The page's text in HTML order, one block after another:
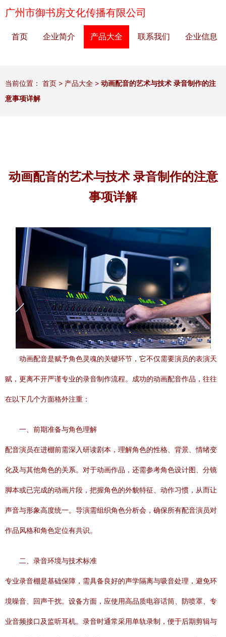
广州市御书房文化传播有限公司
首页 企业简介 产品大全 联系我们 企业信息
当前位置： 首页 > 产品大全 > 动画配音的艺术与技术 录音制作的注
意事项详解
动画配音的艺术与技术 录音制作的注意
事项详解
动画配音是赋予角色灵魂的关键环节，它不仅需要演员的表演天
赋，更离不开严谨专业的录音制作流程。成功的动画配音作品，往往
在以下几个方面格外注重：
一、前期准备与角色理解
配音演员在进棚前需深入研读剧本，理解角色的性格、背景、情绪变
化及与其他角色的关系。对于动画作品，还需参考角色设计图、分镜
脚本或已完成的动画片段，把握角色的外貌特征、动作习惯，从而让
声音与形象高度统一。导演需组织角色分析会，确保所有配音演员对
作品风格和角色定位有共识。
二、录音环境与技术标准
专业录音棚是基础保障，需具备良好的声学隔离与吸音处理，避免环
境噪音、回声干扰。设备方面，应使用高品质电容话筒、防喷罩、专
业音频接口及监听耳机。录音时通常采用单轨录制，便于后期剪辑与